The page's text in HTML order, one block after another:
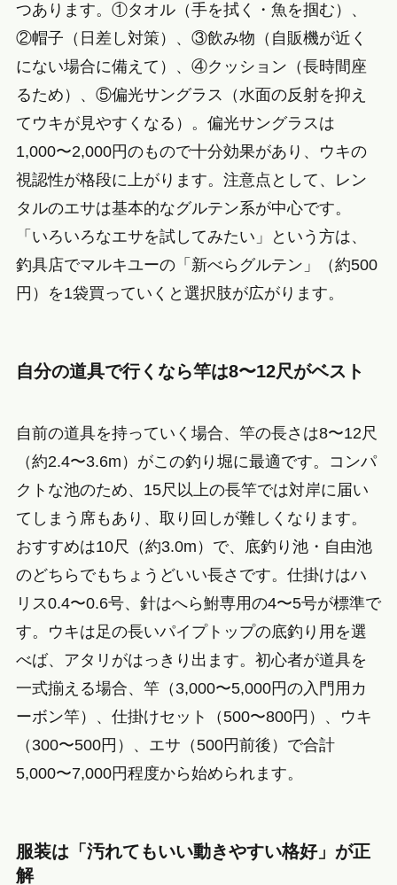
つあります。①タオル（手を拭く・魚を掴む）、
②帽子（日差し対策）、③飲み物（自販機が近く
にない場合に備えて）、④クッション（長時間座
るため）、⑤偏光サングラス（水面の反射を抑え
てウキが見やすくなる）。偏光サングラスは
1,000〜2,000円のもので十分効果があり、ウキの
視認性が格段に上がります。注意点として、レン
タルのエサは基本的なグルテン系が中心です。
「いろいろなエサを試してみたい」という方は、
釣具店でマルキユーの「新べらグルテン」（約500
円）を1袋買っていくと選択肢が広がります。
自分の道具で行くなら竿は8〜12尺がベスト
自前の道具を持っていく場合、竿の長さは8〜12尺
（約2.4〜3.6m）がこの釣り堀に最適です。コンパ
クトな池のため、15尺以上の長竿では対岸に届い
てしまう席もあり、取り回しが難しくなります。
おすすめは10尺（約3.0m）で、底釣り池・自由池
のどちらでもちょうどいい長さです。仕掛けはハ
リス0.4〜0.6号、針はへら鮒専用の4〜5号が標準で
す。ウキは足の長いパイプトップの底釣り用を選
べば、アタリがはっきり出ます。初心者が道具を
一式揃える場合、竿（3,000〜5,000円の入門用カ
ーボン竿）、仕掛けセット（500〜800円）、ウキ
（300〜500円）、エサ（500円前後）で合計
5,000〜7,000円程度から始められます。
服装は「汚れてもいい動きやすい格好」が正
解